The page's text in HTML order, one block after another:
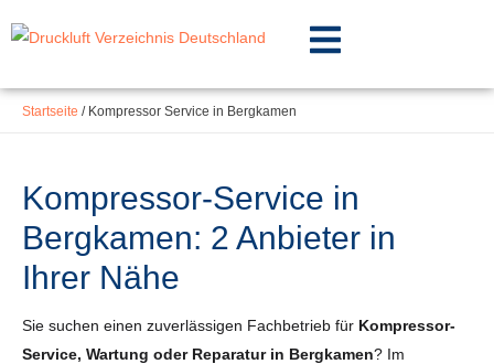
springen
Inhalt
Startseite / Kompressor Service in Bergkamen
Kompressor-Service in
Bergkamen: 2 Anbieter in
Ihrer Nähe
Sie suchen einen zuverlässigen Fachbetrieb für Kompressor-
Service, Wartung oder Reparatur in Bergkamen? Im